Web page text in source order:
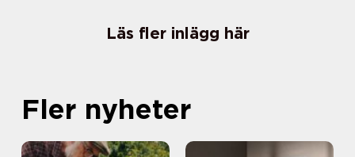
Läs fler inlägg här
Fler nyheter